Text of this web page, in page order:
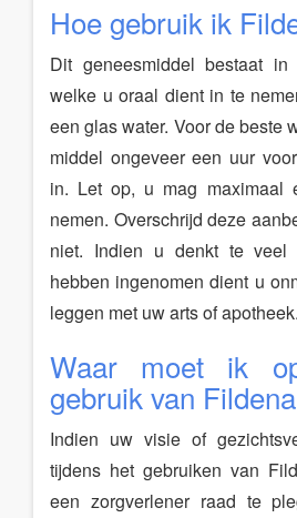
Hoe gebruik ik
Dit geneesmiddel bestaat
welke u oraal dient in te
een glas water. Voor de beste
middel ongeveer een uur
in. Let op, u mag maximaal
nemen. Overschrijd deze
niet. Indien u denkt te
hebben ingenomen dient u
leggen met uw arts of apotheek.
Waar moet ik
gebruik van
Indien uw visie of
tijdens het gebruiken van
een zorgverlener raad te